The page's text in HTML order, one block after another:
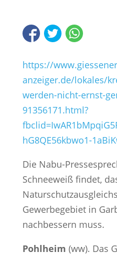
https://
anzeiger.de/lokales/
werden-nicht-ernst-
91356171.html?
hG8QE56kbwo1-
Die Nabu-
Schneeweiß findet,
Gewerbegebiet in
nachbessern muss.
Pohlheim (ww). Das